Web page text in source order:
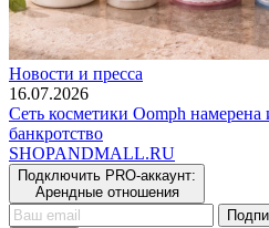
Новости и пресса
16.07.2026
Сеть косметики Oomph намерена
банкротство
SHOPANDMALL.RU
Подключить PRO-аккаунт:
Арендные отношения